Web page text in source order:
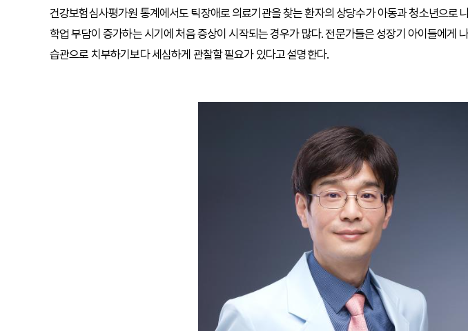
건강보험심사평가원 통계에서도 틱장애로 의료기관을 찾는 환자의 상당수가 아동과 청소년으로
학업 부담이 증가하는 시기에 처음 증상이 시작되는 경우가 많다. 전문가들은 성장기 아이들에게
습관으로 치부하기보다 세심하게 관찰할 필요가 있다고 설명한다.